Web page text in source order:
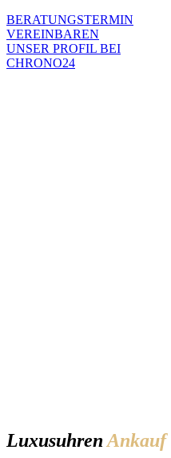
BERATUNGSTERMIN
VEREINBAREN
UNSER PROFIL BEI
CHRONO24
Luxusuhren Ankauf